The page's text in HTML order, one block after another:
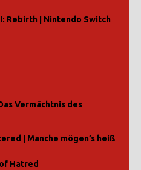
Rebirth | Nintendo Switch
Vermächtnis des
| Manche mögen’s heiß
Hatred